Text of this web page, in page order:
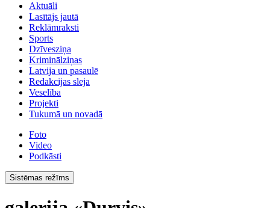
Aktuāli
Lasītājs jautā
Reklāmraksti
Sports
Dzīvesziņa
Kriminālziņas
Latvija un pasaulē
Redakcijas sleja
Veselība
Projekti
Tukumā un novadā
Foto
Video
Podkāsti
Sistēmas režīms